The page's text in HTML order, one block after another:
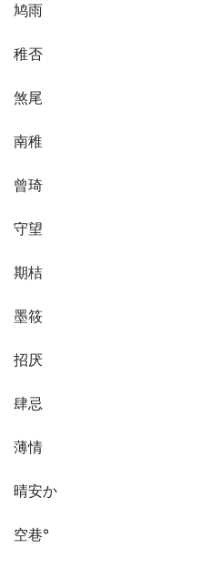
鸠雨
稚否
煞尾
南稚
曾琦
守望
期桔
墨筱
招厌
肆忌
薄情
晴安か
空巷°